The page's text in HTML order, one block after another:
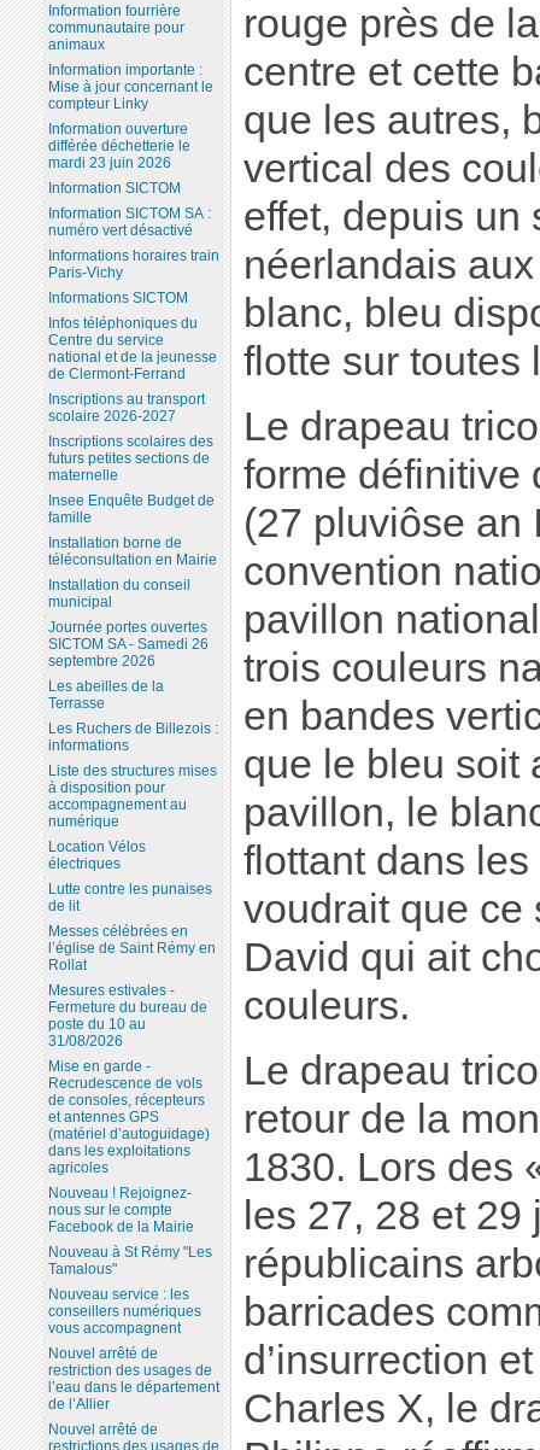
rouge près de
centre et cette
que les autres,
vertical des
effet, depuis un
néerlandais
blanc, bleu
flotte sur toutes
Le drapeau
forme définitive
(27 pluviôse an
convention
pavillon
trois couleurs
en bandes
que le bleu soit
pavillon, le
flottant dans
voudrait que ce
David qui ait
couleurs.
Le drapeau
retour de la
1830. Lors des
les 27, 28 et
républicains
barricades
d’insurrection
Charles X, le
Information fourrière
communautaire pour
animaux
Information importante :
Mise à jour concernant le
compteur Linky
Information ouverture
différée déchetterie le
mardi 23 juin 2026
Information SICTOM
Information SICTOM SA :
numéro vert désactivé
Informations horaires train
Paris-Vichy
Informations SICTOM
Infos téléphoniques du
Centre du service
national et de la jeunesse
de Clermont-Ferrand
Inscriptions au transport
scolaire 2026-2027
Inscriptions scolaires des
futurs petites sections de
maternelle
Insee Enquête Budget de
famille
Installation borne de
téléconsultation en Mairie
Installation du conseil
municipal
Journée portes ouvertes
SICTOM SA - Samedi 26
septembre 2026
Les abeilles de la
Terrasse
Les Ruchers de Billezois :
informations
Liste des structures mises
à disposition pour
accompagnement au
numérique
Location Vélos
électriques
Lutte contre les punaises
de lit
Messes célébrées en
l’église de Saint Rémy en
Rollat
Mesures estivales -
Fermeture du bureau de
poste du 10 au
31/08/2026
Mise en garde -
Recrudescence de vols
de consoles, récepteurs
et antennes GPS
(matériel d’autoguidage)
dans les exploitations
agricoles
Nouveau ! Rejoignez-
nous sur le compte
Facebook de la Mairie
Nouveau à St Rémy "Les
Tamalous"
Nouveau service : les
conseillers numériques
vous accompagnent
Nouvel arrêté de
restriction des usages de
l’eau dans le département
de l’Allier
Nouvel arrêté de